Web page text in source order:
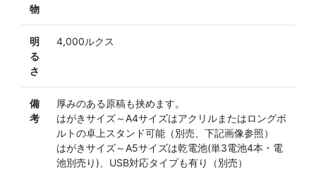
物
明
る
さ
4,000ルクス
備
考
厚みのある原稿も挟めます。
はがきサイズ～A4サイズはアクリルまたはロングボ
ルトの卓上スタンド可能（別売、下記画像参照）
はがきサイズ～A5サイズは乾電池(単3電池4本・電
池別売り)、USB対応タイプも有り（別売）